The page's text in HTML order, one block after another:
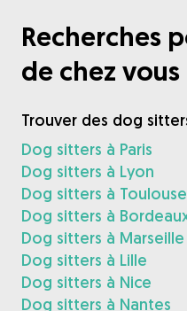
Recherches
de chez vous
Trouver des dog
Dog sitters à Paris
Dog sitters à Lyon
Dog sitters à Toulouse
Dog sitters à
Dog sitters à Marseille
Dog sitters à Lille
Dog sitters à Nice
Dog sitters à Nantes